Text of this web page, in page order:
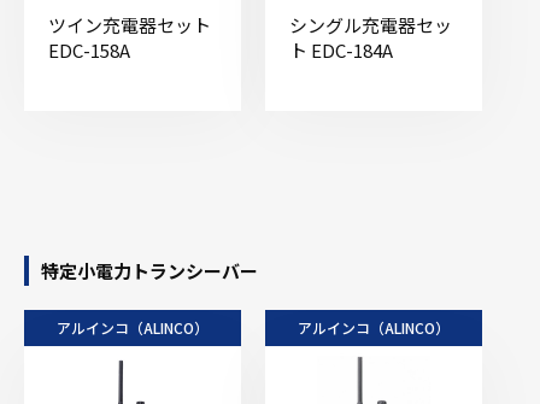
ツイン充電器セット
EDC-158A
シングル充電器セッ
ト EDC-184A
特定小電力トランシーバー
アルインコ（ALINCO） アルインコ（ALINCO）